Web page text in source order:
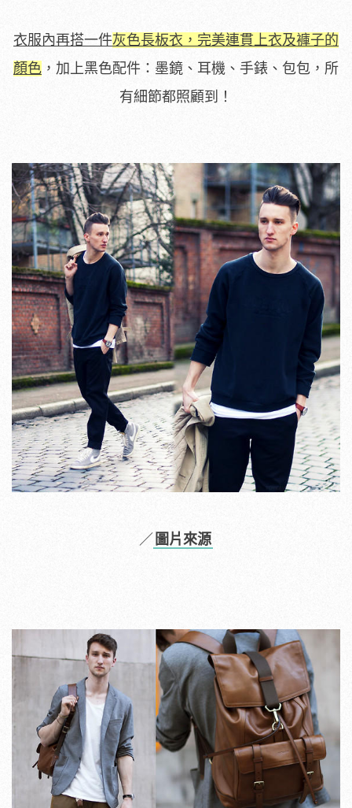
衣服內再搭一件灰色長板衣，完美連貫上衣及褲子的
顏色 ，加上黑色配件：墨鏡、耳機、手錶、包包，所
有細節都照顧到！
／ 圖片來源